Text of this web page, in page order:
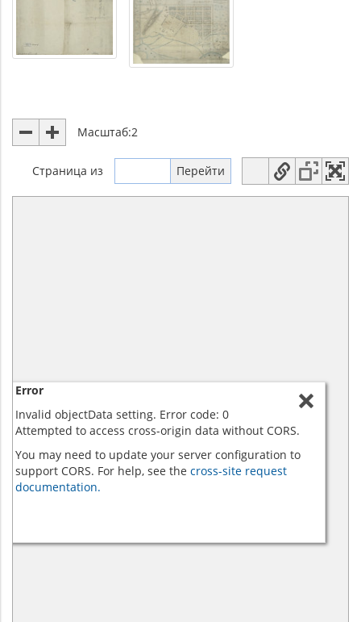
Масштаб:2
Страница из
Error
Invalid objectData setting. Error code: 0
Attempted to access cross-origin data without CORS.
You may need to update your server configuration to
support CORS. For help, see the cross-site request
documentation.